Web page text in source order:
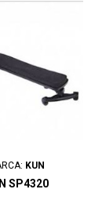
KUN
SP4320